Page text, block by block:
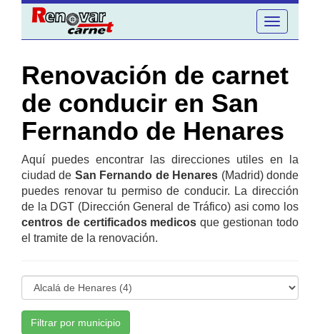
Toggle
navigation
Renovación de carnet
de conducir en San
Fernando de Henares
Aquí puedes encontrar las direcciones utiles en la
ciudad de San Fernando de Henares (Madrid) donde
puedes renovar tu permiso de conducir. La dirección
de la DGT (Dirección General de Tráfico) asi como los
centros de certificados medicos que gestionan todo
el tramite de la renovación.
Filtrar por municipio